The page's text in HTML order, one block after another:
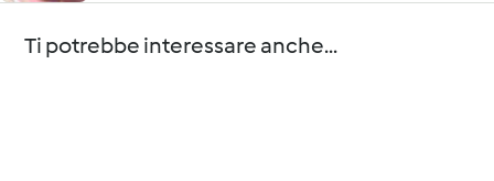
Ti potrebbe interessare anche...